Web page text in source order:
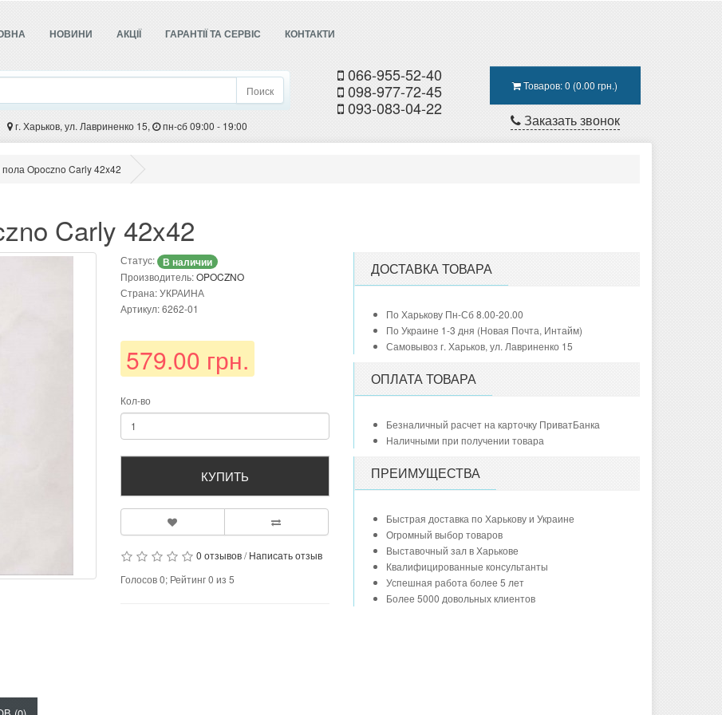
НОВИНИ АКЦІЇ ГАРАНТІЇ ТА СЕРВІС КОНТАКТИ
Поиск
г. Харьков, ул. Лавриненко 15, пн-cб 09:00 - 19:00
066-955-52-40
098-977-72-45
093-083-04-22
Товаров: 0 (0.00 грн.)
Заказать звонок
Opoczno Carly 42x42
Carly 42x42
Статус: В наличии
Производитель:OPOCZNO
Страна: УКРАИНА
Артикул: 6262-01
579.00 грн.
Кол-во
КУПИТЬ
0 отзывов/Написать отзыв
Голосов0; Рейтинг0 из 5
ДОСТАВКА ТОВАРА
По Харькову Пн-Сб 8.00-20.00
По Украине 1-3 дня (Новая Почта, Интайм)
Самовывоз г. Харьков, ул. Лавриненко 15
ОПЛАТА ТОВАРА
Безналичный расчет на карточку ПриватБанка
Наличными при получении товара
ПРЕИМУЩЕСТВА
Быстрая доставка по Харькову и Украине
Огромный выбор товаров
Выставочный зал в Харькове
Квалифицированные консультанты
Успешная работа более 5 лет
Более 5000 довольных клиентов